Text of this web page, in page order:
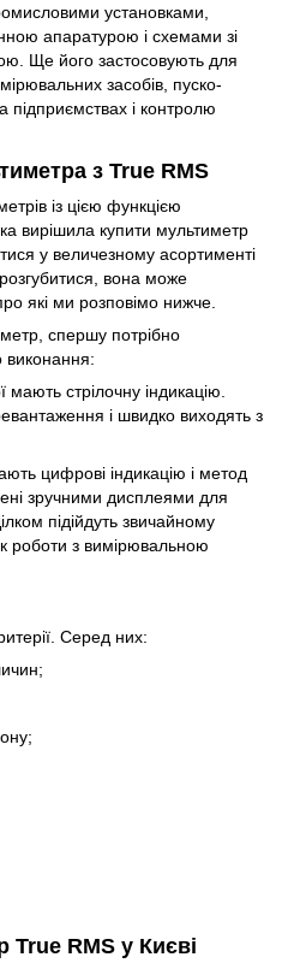
установками,
апаратурою і схемами зі
Ще його застосовують для
засобів, пуско-
підприємствах і контролю
з True RMS
із цією функцією
вирішила купити мультиметр
у величезному асортименті
вона може
які ми розповімо нижче.
спершу потрібно
виконання:
мають стрілочну індикацію.
і швидко виходять з
цифрові індикацію і метод
зручними дисплеями для
підійдуть звичайному
роботи з вимірювальною
Серед них:
True RMS у Києві